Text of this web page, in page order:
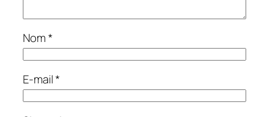
Nom*
E-mail*